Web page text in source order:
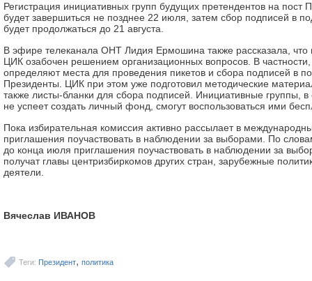
Регистрация инициативных групп будущих претендентов на пост
будет завершиться не позднее 22 июля, затем сбор подписей в
будет продолжаться до 21 августа.
В эфире телеканала ОНТ Лидия Ермошина также рассказала,
ЦИК озабочен решением организационных вопросов. В частности,
определяют места для проведения пикетов и сбора подписей в
Президенты. ЦИК при этом уже подготовил методические
также листы-бланки для сбора подписей. Инициативные группы, в
не успеет создать личный фонд, смогут воспользоваться ими
Пока избирательная комиссия активно рассылает в
приглашения поучаствовать в наблюдении за выборами. По
до конца июля приглашения поучаствовать в наблюдении за
получат главы центризбиркомов других стран, зарубежные
деятели.
Вячеслав ИВАНОВ
Теги: Президент, политика